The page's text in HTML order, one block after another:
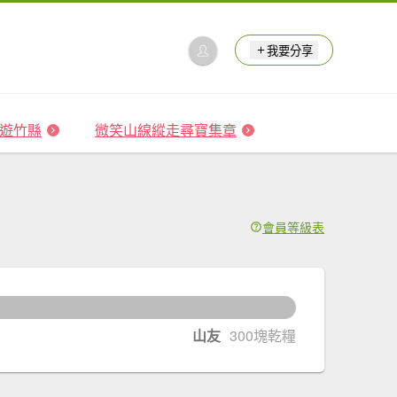
我要分享
竹縣 微笑山線縱走尋寶集章
會員等級表
山友 300塊乾糧